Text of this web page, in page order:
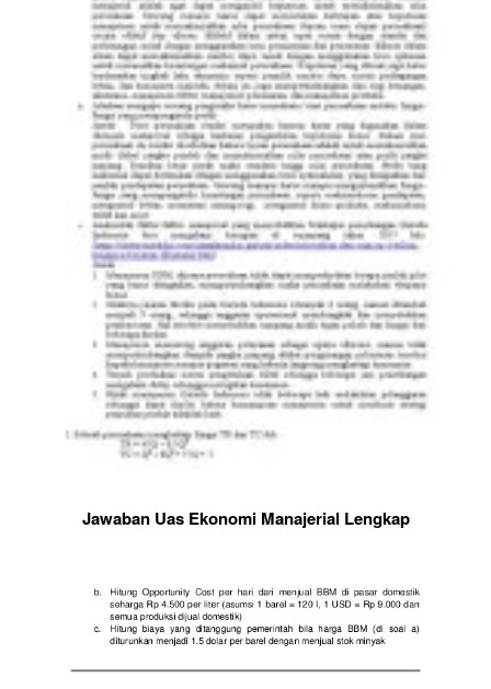
Jawaban Uas Ekonomi Manajerial Lengkap